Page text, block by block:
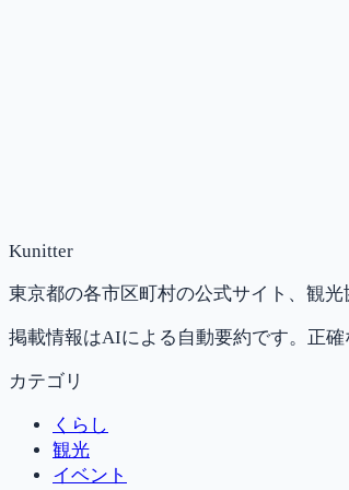
Kunitter
東京都の各市区町村の公式サイト、観
掲載情報はAIによる自動要約です。正
カテゴリ
くらし
観光
イベント